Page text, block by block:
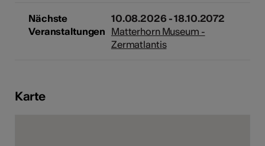
Nächste
Veranstaltungen
10.08.2026 - 18.10.2072
Matterhorn Museum -
Zermatlantis
Karte